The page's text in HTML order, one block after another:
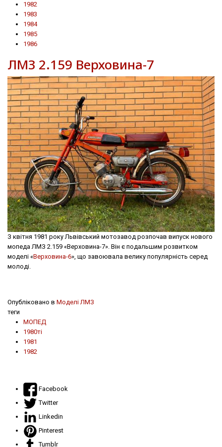
1982
1983
1984
1985
1986
ЛМЗ 2.159 Верховина-7
З квітня 1981 року Львівський мотозавод розпочав випуск нового
мопеда ЛМЗ 2.159 «Верховина-7». Він є подальшим розвитком
моделі «Верховина-6», що завоювала велику популярність серед
молоді.
Опубліковано в Моделі ЛМЗ
теги
МОПЕД
1980ті
1981
1982
Facebook
Twitter
Linkedin
Pinterest
Tumblr